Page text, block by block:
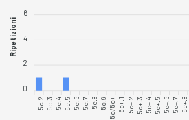
6
4
2
0
Ripetizioni
5c.2 5c.3 5c.4 5c.5 5c.6 5c.7 5c.8 5c.9 5c/5c+ 5c+.1 5c+.2 5c+.3 5c+.4 5c+.5 5c+.6 5c+.7 5c+.8